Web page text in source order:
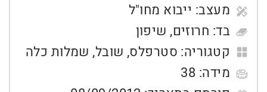
מעצב: ייבוא מחו"ל
בד: חרוזים, שיפון
קטגוריה: סטרפלס, שובל, שמלות כלה
מידה: 38